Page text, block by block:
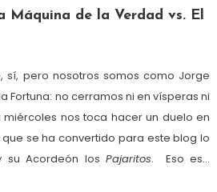
Máquina de la Verdad vs. El
sí, pero nosotros somos como Jorge
Fortuna: no cerramos ni en vísperas ni
nos toca hacer un duelo en
que se ha convertido para este blog lo
su Acordeón los Pajaritos. Eso es…